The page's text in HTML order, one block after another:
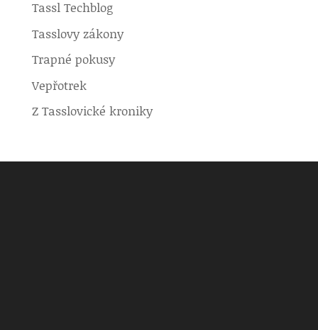
Tassl Techblog
Tasslovy zákony
Trapné pokusy
Vepřotrek
Z Tasslovické kroniky